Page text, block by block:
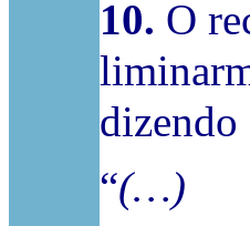
10. O
“(…)